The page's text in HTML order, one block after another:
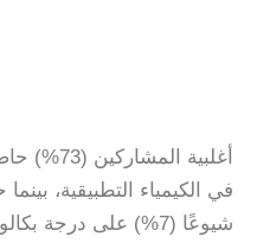
أغلبية
في الكيمياء التطبيقية،
شيوعًا (7%) على درجة